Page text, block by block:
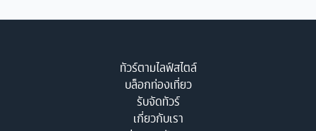
ทัวร์ตามไลฟ์สไตล์
บล็อกท่องเที่ยว
รับจัดทัวร์
เกี่ยวกับเรา